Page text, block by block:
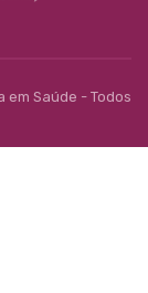
em Saúde - Todos